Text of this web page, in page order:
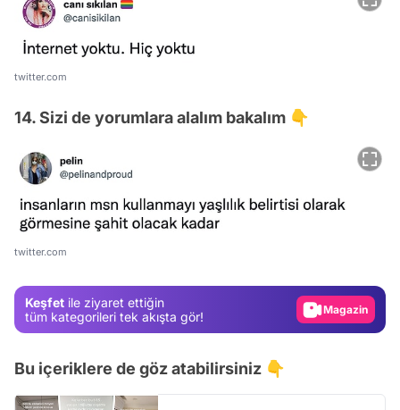
twitter.com
14. Sizi de yorumlara alalım bakalım 👇
twitter.com
Keşfet ile ziyaret ettiğin
tüm kategorileri tek akışta gör!
Video
Bu içeriklere de göz atabilirsiniz 👇